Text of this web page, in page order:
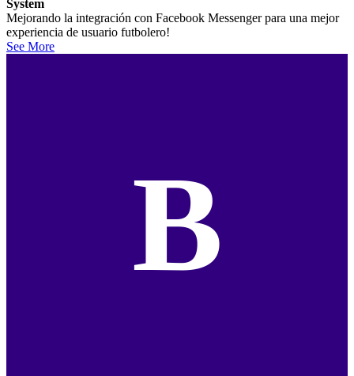
System
Mejorando la integración con Facebook Messenger para una mejor
experiencia de usuario futbolero!
See More
B